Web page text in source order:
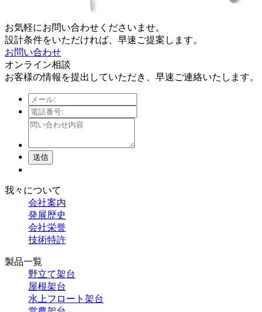
お気軽にお問い合わせくださいませ。
設計条件をいただければ、早速ご提案します。
お問い合わせ
オンライン相談
お客様の情報を提出していただき、早速ご連絡いたします。
送信
我々について
会社案内
発展歴史
会社栄誉
技術特許
製品一覧
野立て架台
屋根架台
水上フロート架台